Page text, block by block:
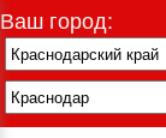
Ваш город: